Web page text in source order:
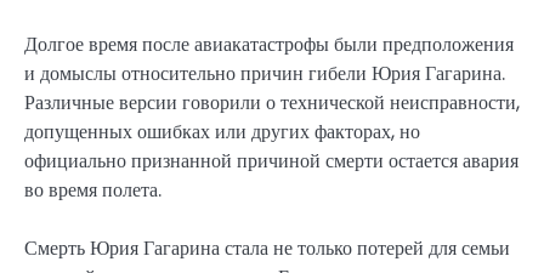
Долгое время после авиакатастрофы были предположения
и домыслы относительно причин гибели Юрия Гагарина.
Различные версии говорили о технической неисправности,
допущенных ошибках или других факторах, но
официально признанной причиной смерти остается авария
во время полета.
Смерть Юрия Гагарина стала не только потерей для семьи